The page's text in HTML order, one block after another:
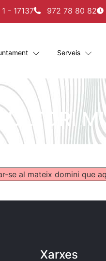
- 17137 972 78 80 82
Serveis
se al mateix domini que
Xarxes